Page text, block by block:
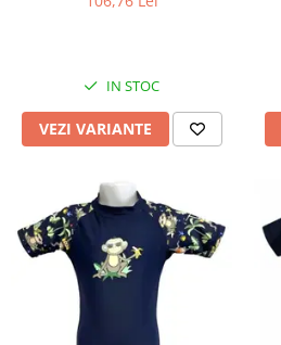
IN STOC
VEZI VARIANTE